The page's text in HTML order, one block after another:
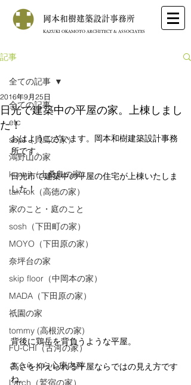
岡本和樹建築設計事務所
KAZUKI OKAMOTO ARCHITECT & ASSOCIATES
記事
全ての記事
etc
sept（貝島の家）
鴻野山の家
kunoji（上桑島の家）
tak-tok（高徳の家）
家のこと・庭のこと
sosh（下田町の家）
MOYO（下田原の家）
奈坪台の家
skip floor（中岡本の家）
MADA（下田原の家）
祇園の家
tommy (高根沢の家)
FU-CHI（古河の家）
さくら・ら心療内科
Larch（鷲宿の家）
全ての記事
日光で建築中の平屋の家。上棟しまし
た！
2016年9月25日
おはようございます。岡本和樹建築設計事務
所です。
日光市で建築中の平屋の住宅が上棟いたしま
した！
背後に鶏岳を背負うような平屋。
高さを抑えられる平屋ならではの見え方です
ね。